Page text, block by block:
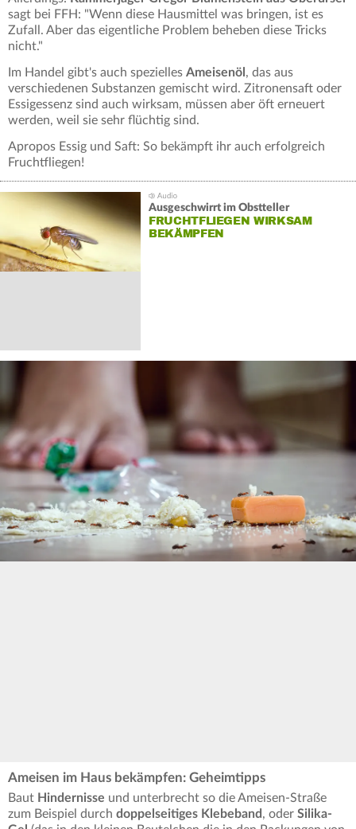
sagt bei FFH: "Wenn diese Hausmittel was bringen, ist es
Zufall. Aber das eigentliche Problem beheben diese Tricks
nicht."
Im Handel gibt's auch spezielles Ameisenöl , das aus
verschiedenen Substanzen gemischt wird. Zitronensaft oder
Essigessenz sind auch wirksam, müssen aber öft erneuert
werden, weil sie sehr flüchtig sind.
Apropos Essig und Saft: So bekämpft ihr auch erfolgreich
Fruchtfliegen!
Ausgeschwirrt im Obstteller
FRUCHTFLIEGEN WIRKSAM
BEKÄMPFEN
Ameisen im Haus bekämpfen: Geheimtipps
Baut Hindernisse und unterbrecht so die Ameisen-Straße
zum Beispiel durch doppelseitiges Klebeband , oder Silika-